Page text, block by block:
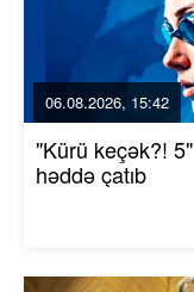
06.08.2026, 15:42
"Kürü keçək?! 5"
həddə çatıb